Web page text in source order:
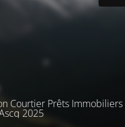
Courtier Prêts Immobiliers
2025